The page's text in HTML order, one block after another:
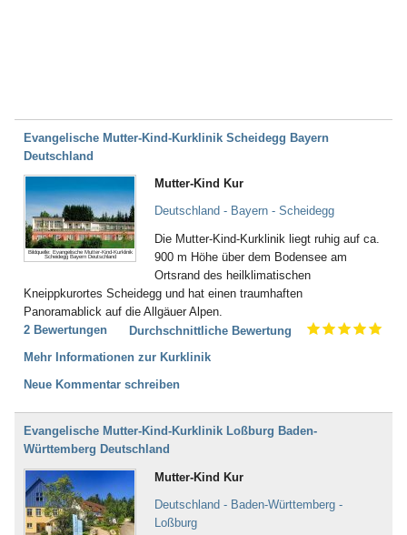
Evangelische Mutter-Kind-Kurklinik Scheidegg Bayern
Deutschland
Bildquelle: Evangelische Mutter-Kind-Kurklinik
Scheidegg Bayern Deutschland
Mutter-Kind Kur
Deutschland - Bayern - Scheidegg
Die Mutter-Kind-Kurklinik liegt ruhig auf ca.
900 m Höhe über dem Bodensee am
Ortsrand des heilklimatischen
Kneippkurortes Scheidegg und hat einen traumhaften
Panoramablick auf die Allgäuer Alpen.
2 Bewertungen
Durchschnittliche Bewertung
Mehr Informationen zur Kurklinik
Neue Kommentar schreiben
Evangelische Mutter-Kind-Kurklinik Loßburg Baden-
Württemberg Deutschland
Mutter-Kind Kur
Deutschland - Baden-Württemberg -
Loßburg